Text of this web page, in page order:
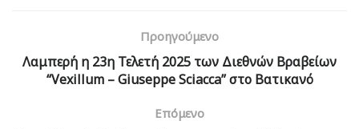
Προηγούμενο
Λαμπερή η 23η Τελετή 2025 των Διεθνών Βραβείων
“Vexillum – Giuseppe Sciacca” στο Βατικανό
Επόμενο